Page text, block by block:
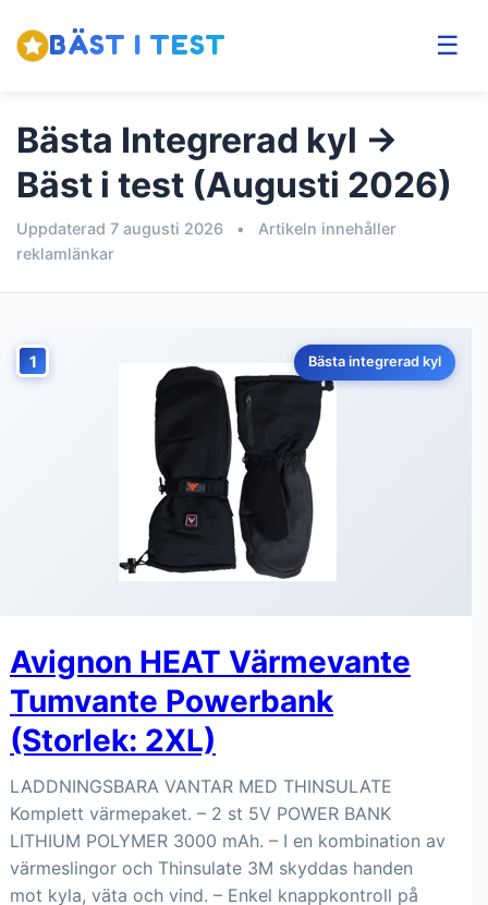
BÄST I TEST ☰
Bästa Integrerad kyl →
Bäst i test (Augusti 2026)
Uppdaterad 7 augusti 2026 •
Artikeln innehåller
reklamlänkar
1 Bästa integrerad kyl
Avignon HEAT Värmevante
Tumvante Powerbank
(Storlek: 2XL)
LADDNINGSBARA VANTAR MED THINSULATE
Komplett värmepaket. – 2 st 5V POWER BANK
LITHIUM POLYMER 3000 mAh. – I en kombination av
värmeslingor och Thinsulate 3M skyddas handen
mot kyla, väta och vind. – Enkel knappkontroll på